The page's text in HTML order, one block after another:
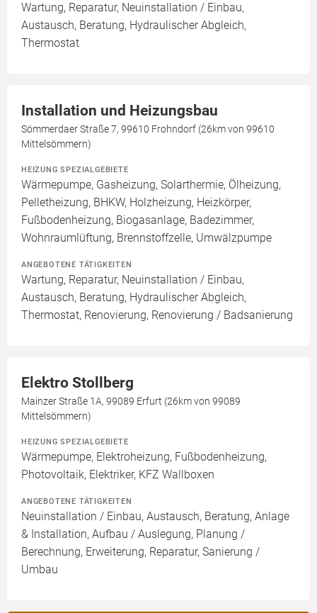
Wartung, Reparatur, Neuinstallation / Einbau,
Austausch, Beratung, Hydraulischer Abgleich,
Thermostat
Installation und Heizungsbau
Sömmerdaer Straße 7, 99610 Frohndorf (26km von 99610
Mittelsömmern)
HEIZUNG SPEZIALGEBIETE
Wärmepumpe, Gasheizung, Solarthermie, Ölheizung,
Pelletheizung, BHKW, Holzheizung, Heizkörper,
Fußbodenheizung, Biogasanlage, Badezimmer,
Wohnraumlüftung, Brennstoffzelle, Umwälzpumpe
ANGEBOTENE TÄTIGKEITEN
Wartung, Reparatur, Neuinstallation / Einbau,
Austausch, Beratung, Hydraulischer Abgleich,
Thermostat, Renovierung, Renovierung / Badsanierung
Elektro Stollberg
Mainzer Straße 1A, 99089 Erfurt (26km von 99089
Mittelsömmern)
HEIZUNG SPEZIALGEBIETE
Wärmepumpe, Elektroheizung, Fußbodenheizung,
Photovoltaik, Elektriker, KFZ Wallboxen
ANGEBOTENE TÄTIGKEITEN
Neuinstallation / Einbau, Austausch, Beratung, Anlage
& Installation, Aufbau / Auslegung, Planung /
Berechnung, Erweiterung, Reparatur, Sanierung /
Umbau